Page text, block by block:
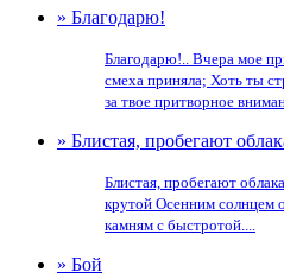
» Благодарю!
Благодарю!.. Вчера мое
смеха приняла; Хоть ты
за твое притворное
» Блистая, пробегают
Блистая, пробегают
крутой Осенним солнцем
камням с быстротой....
» Бой